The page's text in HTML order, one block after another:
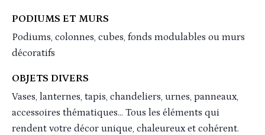
PODIUMS ET MURS
Podiums, colonnes, cubes, fonds modulables ou murs
décoratifs
OBJETS DIVERS
Vases, lanternes, tapis, chandeliers, urnes, panneaux,
accessoires thématiques… Tous les éléments qui
rendent votre décor unique, chaleureux et cohérent.